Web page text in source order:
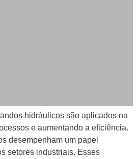
hidráulicos são aplicados na
e aumentando a eficiência.
desempenham um papel
setores industriais. Esses